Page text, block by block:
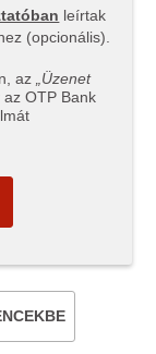
leírtak
(opcionális).
az
„Üzenet
OTP Bank